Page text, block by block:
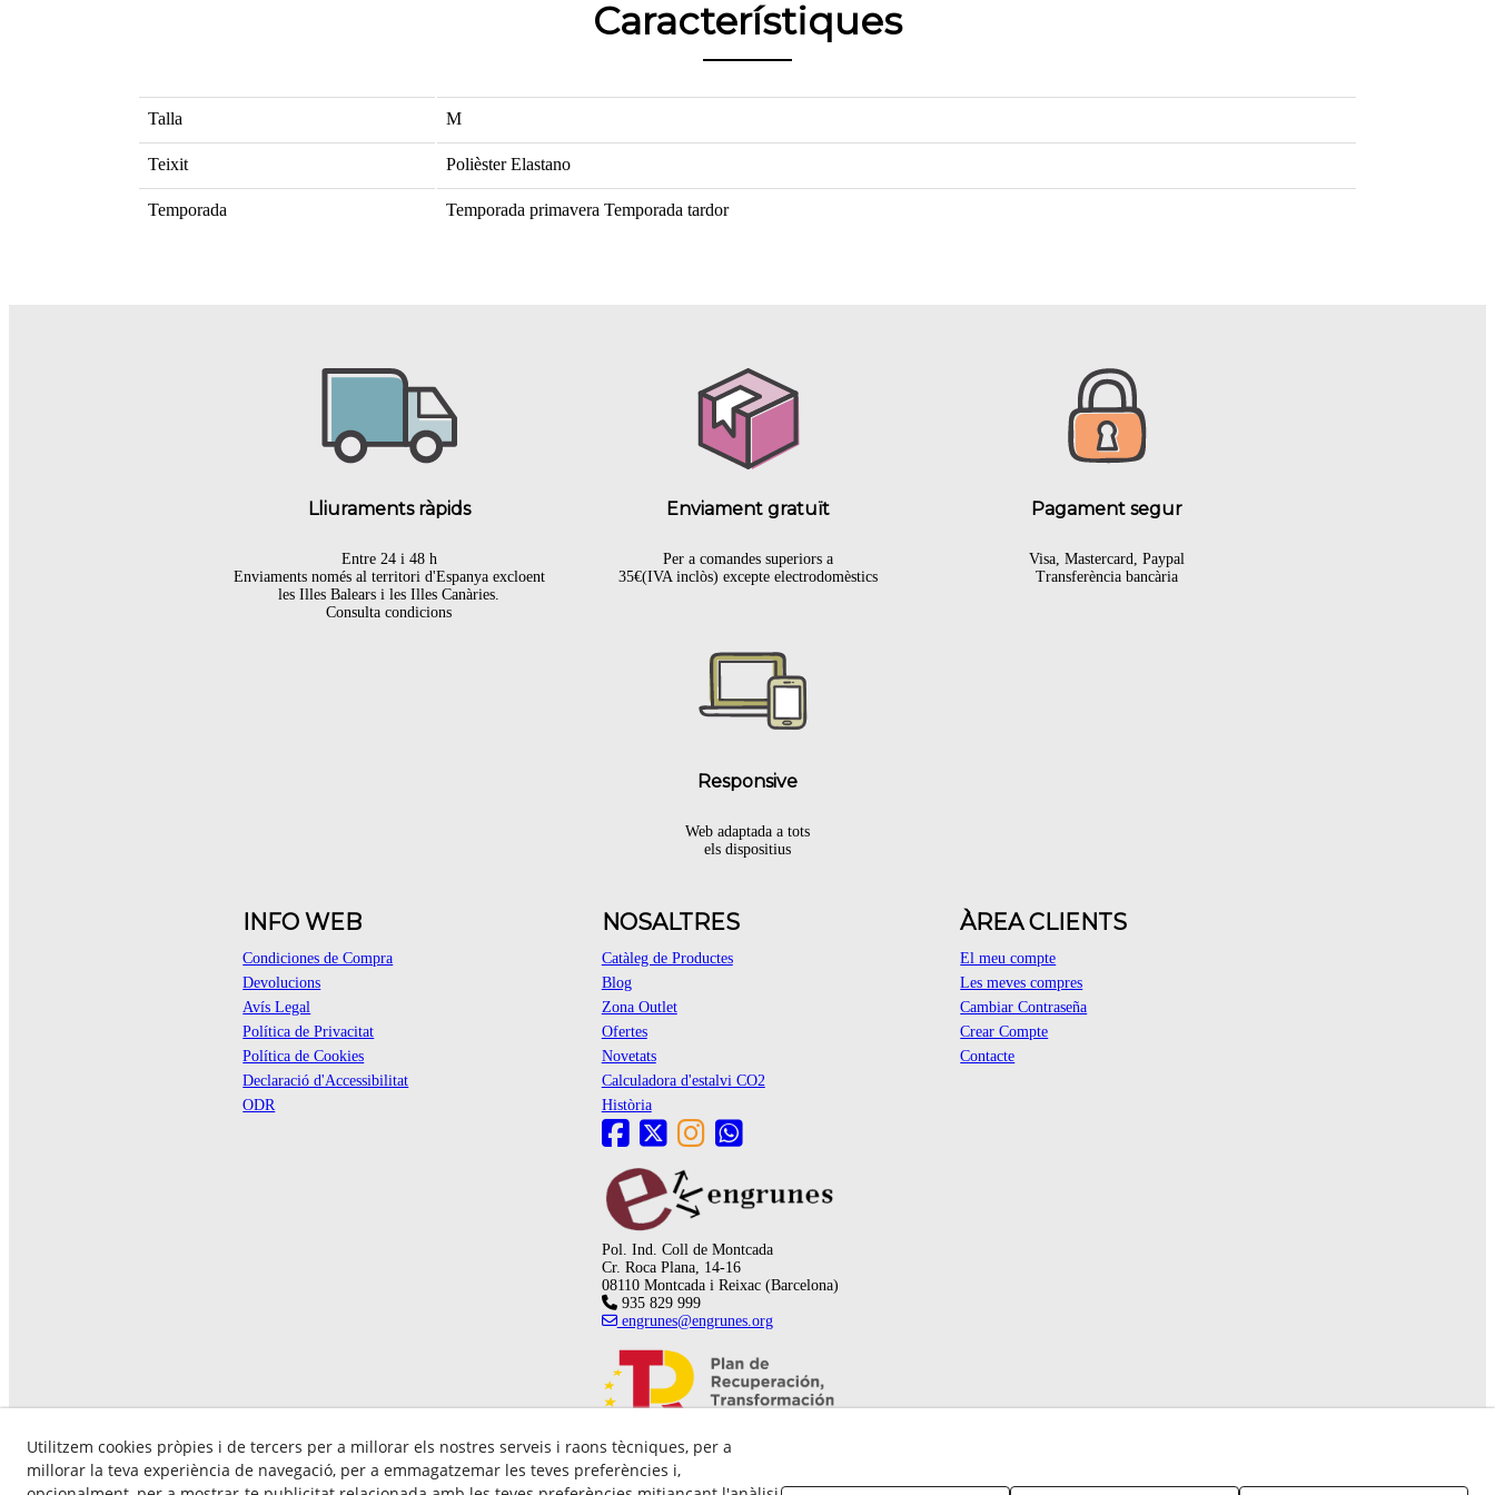
Característiques
Talla M
Teixit PolièsterElastano
Temporada Temporada primavera Temporada tardor
Lliuraments ràpids
Entre 24 i 48 h
Enviaments només al territori d'Espanya excloent
les Illes Balears i les Illes Canàries.
Consulta condicions
Enviament gratuït
Per a comandes superiors a
35€(IVA inclòs) excepte electrodomèstics
Pagament segur
Visa, Mastercard, Paypal
Transferència bancària
Responsive
Web adaptada a tots
els dispositius
INFO WEB
Condiciones de Compra
Devolucions
Avís Legal
Política de Privacitat
Política de Cookies
Declaració d'Accessibilitat
ODR
NOSALTRES
Catàleg de Productes
Blog
Zona Outlet
Ofertes
Novetats
Calculadora d'estalvi CO2
Història
ÀREA CLIENTS
El meu compte
Les meves compres
Cambiar Contraseña
Crear Compte
Contacte
Pol. Ind. Coll de Montcada
Cr. Roca Plana, 14-16
08110 Montcada i Reixac (Barcelona)
935 829 999
engrunes@engrunes.org
Utilitzem cookies pròpies i de tercers per a millorar els nostres serveis i raons tècniques, per a
millorar la teva experiència de navegació, per a emmagatzemar les teves preferències i,